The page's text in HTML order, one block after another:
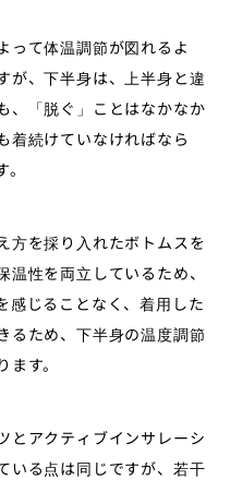
って体温調節が図れるよ
が、下半身は、上半身と違
、「脱ぐ」ことはなかなか
着続けていなければなら
方を採り入れたボトムスを
性を両立しているため、
感じることなく、着用した
るため、下半身の温度調節
す。
とアクティブインサレーシ
いる点は同じですが、若干